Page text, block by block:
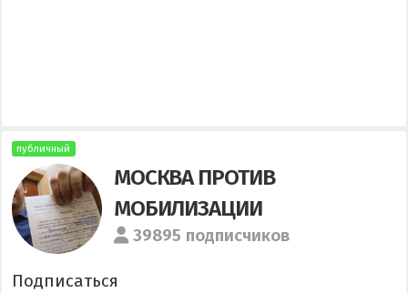
публичный
МОСКВА ПРОТИВ
МОБИЛИЗАЦИИ
39895 подписчиков
Подписаться